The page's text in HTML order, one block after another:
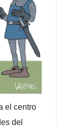
el centro
del